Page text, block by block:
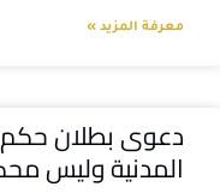
معرفة المزيد »
دعوى بطلان
المدنية وليس